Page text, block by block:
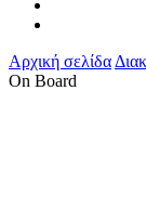
Αρχική σελίδα
On Board